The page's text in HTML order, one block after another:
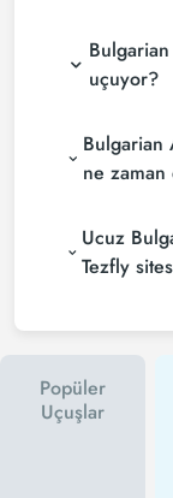
uçuyor?
ne
Ucuz
Tezfly
Popüler
Uçuşlar